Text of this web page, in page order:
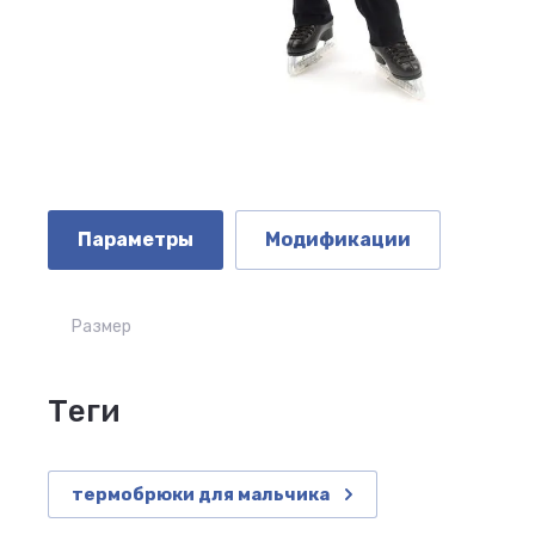
Параметры Модификации
Размер
теги
термобрюки для мальчика